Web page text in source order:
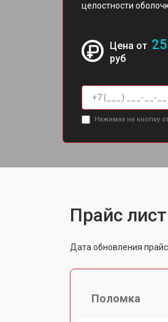
целостности
Цена от
руб
Нажимая на кнопку
Прайс
Дата обновления
Поломка